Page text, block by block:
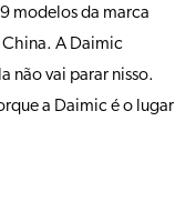
modelos da marca
A Daimic
não vai parar nisso.
a Daimic é o lugar